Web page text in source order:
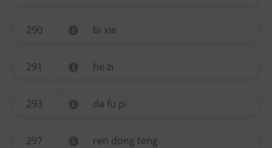
290 bi xie
291 he zi
293 da fu pi
297 ren dong teng